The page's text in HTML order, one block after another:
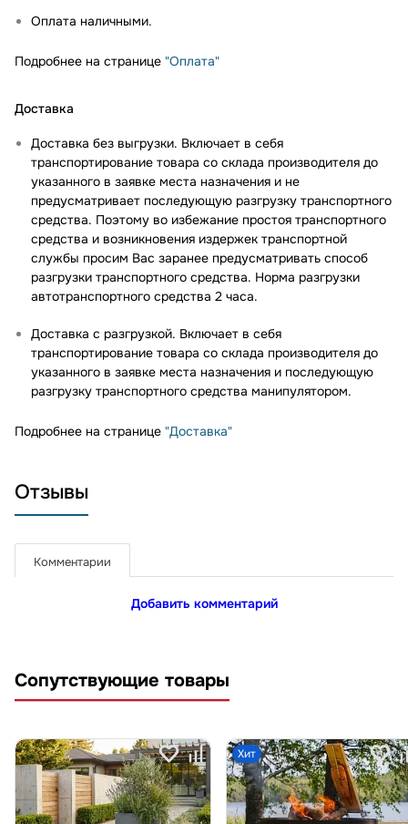
Оплата наличными.
Подробнее на странице "Оплата"
Доставка
Доставка без выгрузки. Включает в себя
транспортирование товара со склада производителя до
указанного в заявке места назначения и не
предусматривает последующую разгрузку транспортного
средства. Поэтому во избежание простоя транспортного
средства и возникновения издержек транспортной
службы просим Вас заранее предусматривать способ
разгрузки транспортного средства. Норма разгрузки
автотранспортного средства 2 часа.
Доставка с разгрузкой. Включает в себя
транспортирование товара со склада производителя до
указанного в заявке места назначения и последующую
разгрузку транспортного средства манипулятором.
Подробнее на странице "Доставка"
Отзывы
Комментарии
Добавить комментарий
Сопутствующие товары
Хит